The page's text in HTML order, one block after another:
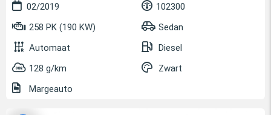
02/2019
102300
258 PK (190 KW)
Sedan
Automaat
Diesel
128 g/km
Zwart
Margeauto